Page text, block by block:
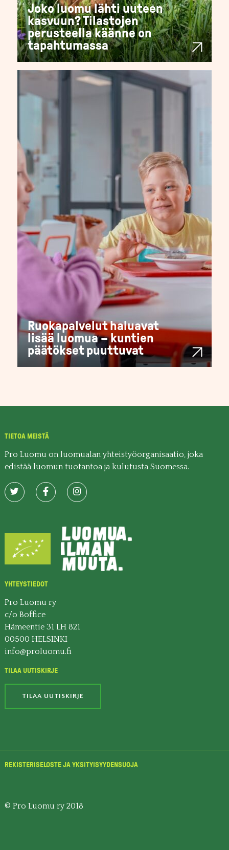
Joko luomu lähti uuteen
kasvuun? Tilastojen
perusteella käänne on
tapahtumassa
Ruokapalvelut haluavat
lisää luomua – kuntien
päätökset puuttuvat
TIETOA MEISTÄ
Pro Luomu on luomualan yhteistyöorganisaatio, joka
edistää luomun tuotantoa ja kulutusta Suomessa.
YHTEYSTIEDOT
Pro Luomu ry
c/o Boffice
Hämeentie 31 LH 821
00500 HELSINKI
info@proluomu.fi
TILAA UUTISKIRJE
TILAA UUTISKIRJE
REKISTERISELOSTE JA YKSITYISYYDENSUOJA
© Pro Luomu ry 2018